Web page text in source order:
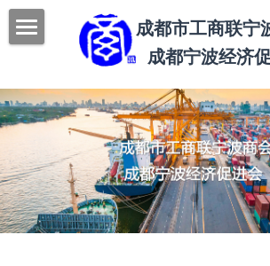
成都市工商联宁
成都宁波经济
本站首页
商会概况
商会简介
商会领导
新闻荟萃
商会动态
商会动态
人才招聘